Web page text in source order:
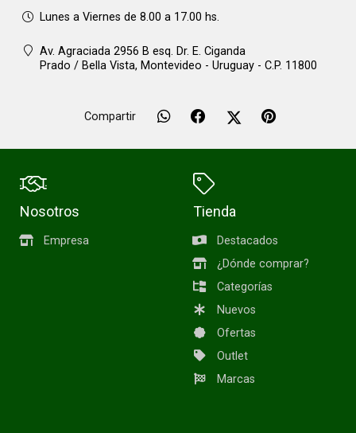
Lunes a Viernes de 8.00 a 17.00 hs.
Av. Agraciada 2956 B esq. Dr. E. Ciganda
Prado / Bella Vista, Montevideo - Uruguay - C.P. 11800
Compartir
Nosotros
Empresa
Tienda
Destacados
¿Dónde comprar?
Categorías
Nuevos
Ofertas
Outlet
Marcas